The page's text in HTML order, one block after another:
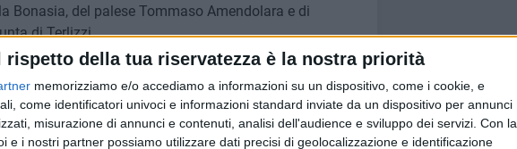
rispetto della tua riservatezza è la nostra priorità
memorizziamo e/o accediamo a informazioni su un dispositivo, come i cookie, e
come identificatori univoci e informazioni standard inviate da un dispositivo per annunci
misurazione di annunci e contenuti, analisi dell'audience e sviluppo dei servizi. Con la
e i nostri partner possiamo utilizzare dati precisi di geolocalizzazione e identificazione
Bonasia, del palese Tommaso Amendolara e di
di Terlizzi.
della Regione Puglia, Donato Pentassuglia,
e Cristina Lovascio per la Camera di Commercio di
Bonomi, sociologo del Turismo, a Dante Simoncini, co-